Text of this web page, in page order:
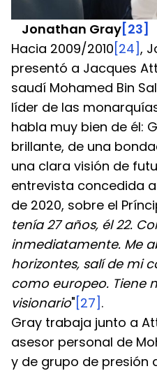
Jonathan Gray[23]
Hacia 2009/2010 [24],
presentó a Jacques
saudí Mohamed Bin
líder de las
habla muy bien de él:
brillante, de una
una clara visión de
entrevista concedida
de 2020, sobre el
tenía 27 años, él 22.
inmediatamente. Me
horizontes, salí de mi
como europeo. Tiene
visionario" [27] .
Gray trabaja junto a
asesor personal de
y de grupo de presión